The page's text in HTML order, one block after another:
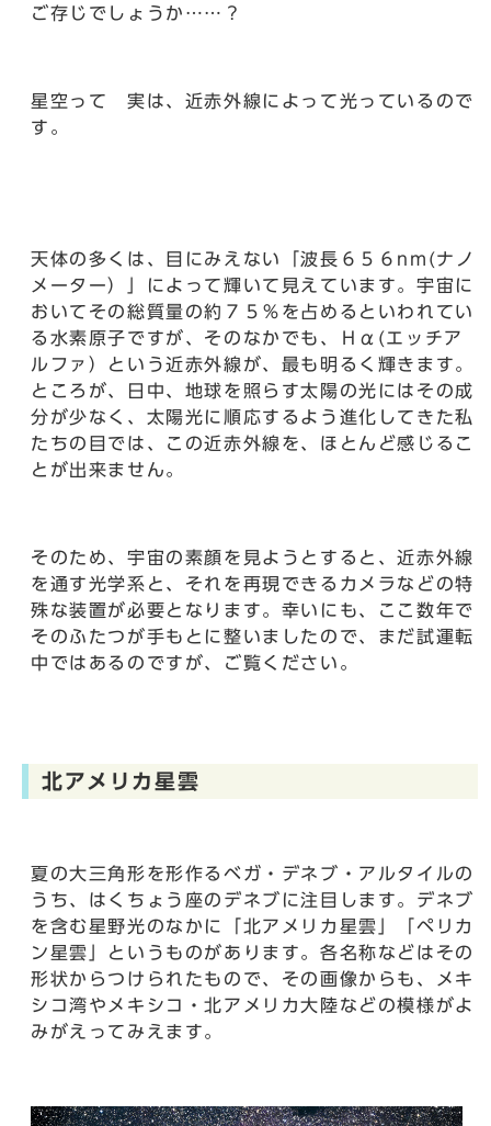
ご存じでしょうか……？
星空って 実は、近赤外線によって光っているので
す。
天体の多くは、目にみえない「波長６５６nm(ナノ
メーター）」によって輝いて見えています。宇宙に
おいてその総質量の約７５％を占めるといわれてい
る水素原子ですが、そのなかでも、Ｈα(エッチア
ルファ）という近赤外線が、最も明るく輝きます。
ところが、日中、地球を照らす太陽の光にはその成
分が少なく、太陽光に順応するよう進化してきた私
たちの目では、この近赤外線を、ほとんど感じるこ
とが出来ません。
そのため、宇宙の素顔を見ようとすると、近赤外線
を通す光学系と、それを再現できるカメラなどの特
殊な装置が必要となります。幸いにも、ここ数年で
そのふたつが手もとに整いましたので、まだ試運転
中ではあるのですが、ご覧ください。
北アメリカ星雲
夏の大三角形を形作るベガ・デネブ・アルタイルの
うち、はくちょう座のデネブに注目します。デネブ
を含む星野光のなかに「北アメリカ星雲」「ペリカ
ン星雲」というものがあります。各名称などはその
形状からつけられたもので、その画像からも、メキ
シコ湾やメキシコ・北アメリカ大陸などの模様がよ
みがえってみえます。